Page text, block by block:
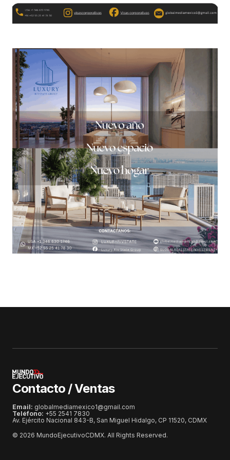
Contacto / Ventas
Email: globalmediamexico1@gmail.com
Teléfono: +55 2541 7830
Av. Ejército Nacional 843-B, San Miguel Hidalgo, CP 11520, CDMX
© 2026 MundoEjecutivoCDMX. All Rights Reserved.